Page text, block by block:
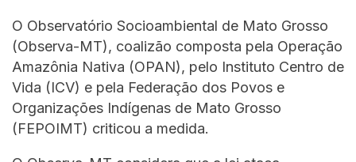
O Observatório Socioambiental de Mato Grosso
(Observa-MT), coalizão composta pela Operação
Amazônia Nativa (OPAN), pelo Instituto Centro de
Vida (ICV) e pela Federação dos Povos e
Organizações Indígenas de Mato Grosso
(FEPOIMT) criticou a medida.